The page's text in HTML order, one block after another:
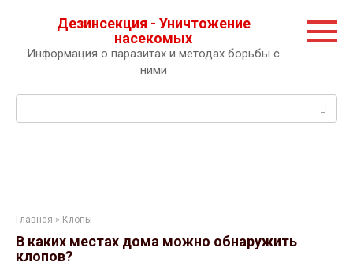
Дезинсекция - Уничтожение
насекомых
Информация о паразитах и методах борьбы с
ними
Главная » Клопы
В каких местах дома можно обнаружить
клопов?